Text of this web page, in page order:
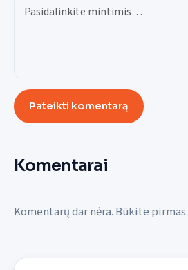
Pateikti komentarą
Komentarai
Komentarų dar nėra. Būkite pirmas.